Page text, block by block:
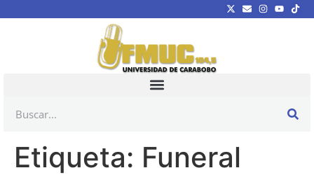
Etiqueta: Funeral